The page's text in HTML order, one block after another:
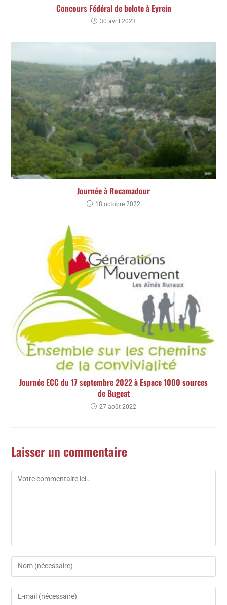
Concours Fédéral de belote à Eyrein
30 avril 2023
Journée à Rocamadour
18 octobre 2022
Journée ECC du 17 septembre 2022 à Espace 1000 sources
de Bugeat
27 août 2022
Laisser un commentaire